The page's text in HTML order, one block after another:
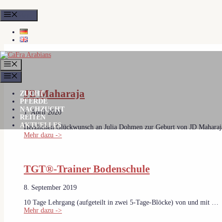
Zum
Inhalt
springen
ZUCHT
PFERDE
NACHZUCHT
REITEN
AKTUELLES
JD Maharaja
1. April 2020
Herzlichen Glückwunsch an Julia Dohmen zur Geburt von JD
Mehr dazu ->
TGT®-Trainer Bodenschule
8. September 2019
10 Tage Lehrgang (aufgeteilt in zwei 5-Tage-Blöcke) von und mit …
Mehr dazu ->